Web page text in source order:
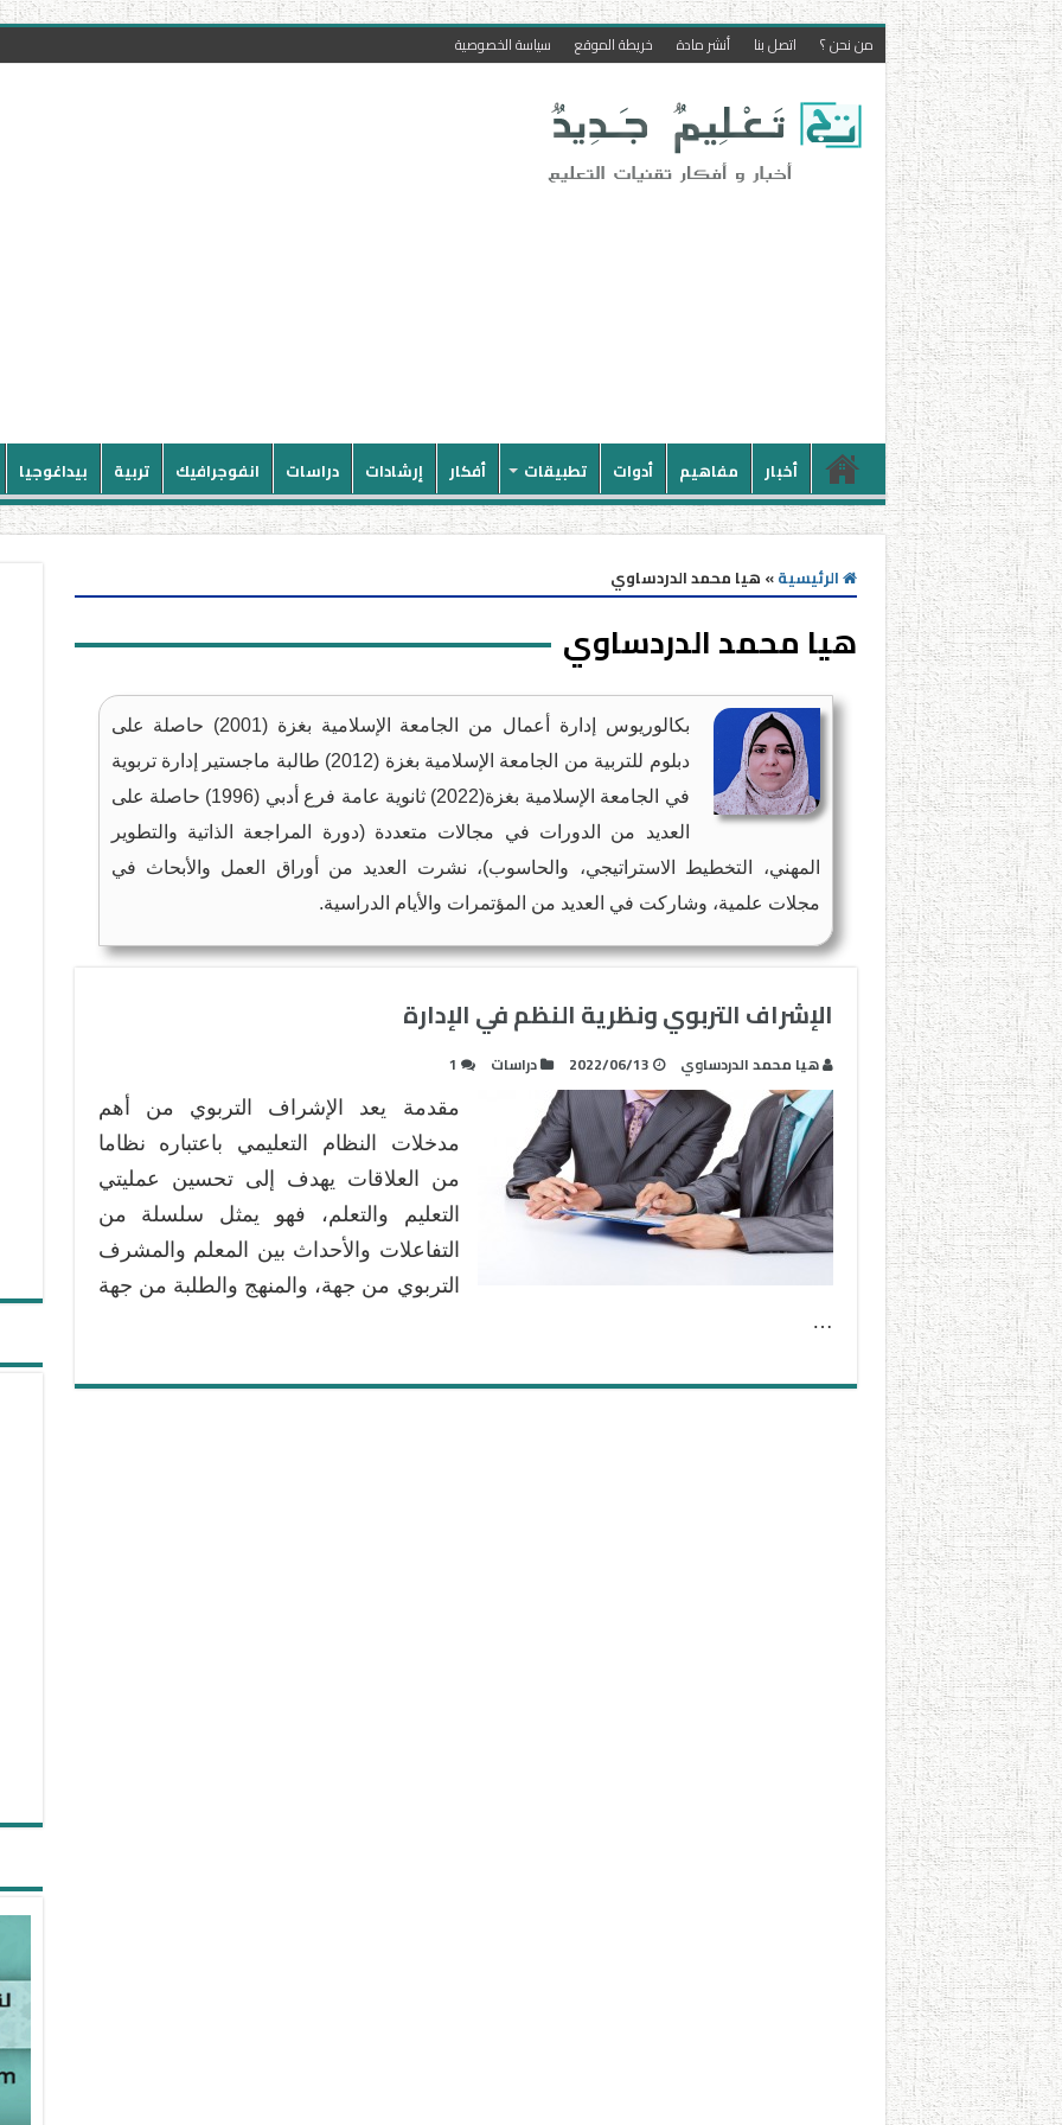
من نحن ؟ اتصل بنا أنشر مادة خريطة الموقع سياسة الخصوصية
أخبار مفاهيم أدوات تطبيقات أفكار إرشادات دراسات انفوجرافيك تربية بيداغوجيا
الرئيسية» هيا محمد الدردساوي
هيا محمد الدردساوي
بكالوريوس إدارة أعمال من الجامعة الإسلامية بغزة (2001) حاصلة على
دبلوم للتربية من الجامعة الإسلامية بغزة (2012) طالبة ماجستير إدارة تربوية
في الجامعة الإسلامية بغزة(2022) ثانوية عامة فرع أدبي (1996) حاصلة على
العديد من الدورات في مجالات متعددة (دورة المراجعة الذاتية والتطوير
المهني، التخطيط الاستراتيجي، والحاسوب)، نشرت العديد من أوراق العمل والأبحاث في
مجلات علمية، وشاركت في العديد من المؤتمرات والأيام الدراسية.
الإشراف التربوي ونظرية النظم في الإدارة
هيا محمد الدردساوي 2022/06/13 دراسات 1
مقدمة يعد الإشراف التربوي من أهم
مدخلات النظام التعليمي باعتباره نظاما
من العلاقات يهدف إلى تحسين عمليتي
التعليم والتعلم، فهو يمثل سلسلة من
التفاعلات والأحداث بين المعلم والمشرف
التربوي من جهة، والمنهج والطلبة من جهة
…